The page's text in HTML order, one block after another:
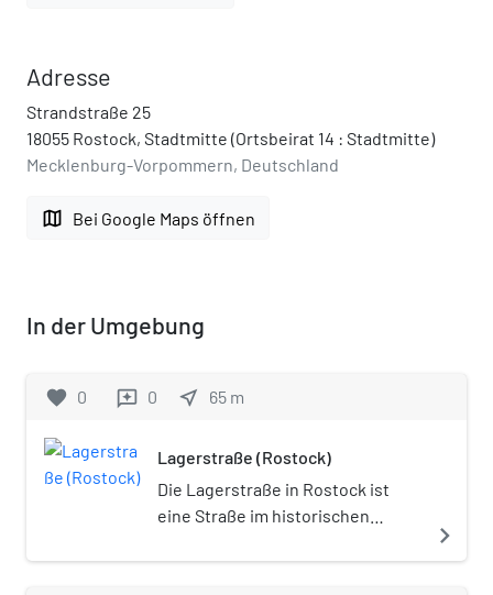
Adresse
Strandstraße 25
18055 Rostock, Stadtmitte (Ortsbeirat 14 : Stadtmitte)
Mecklenburg-Vorpommern, Deutschland
map Bei Google Maps öffnen
In der Umgebung
favorite 0 reviews 0 near_me 65 m
Lagerstraße (Rostock)
Die Lagerstraße in Rostock ist
eine Straße im historischen
eine der Straßen, die in Nord-Süd-
navigate_next